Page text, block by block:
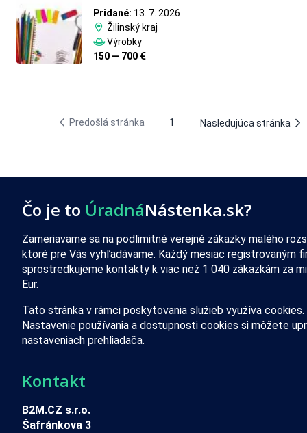
Pridané: 13. 7. 2026
Žilinský kraj
Výrobky
150 — 700 €
Predošlá stránka 1 Nasledujúca stránka
Čo je to ÚradnáNástenka.sk?
Zameriavame sa na podlimitné verejné zákazky malého
ktoré pre Vás vyhľadávame. Každý mesiac registrovaným
sprostredkujeme kontakty k viac než 1 040 zákazkám za
Eur.
Tato stránka v rámci poskytovania služieb využíva cookies.
Nastavenie používania a dostupnosti cookies si môžete
nastaveniach prehliadača.
Kontakt
B2M.CZ s.r.o.
Šafránkova 3